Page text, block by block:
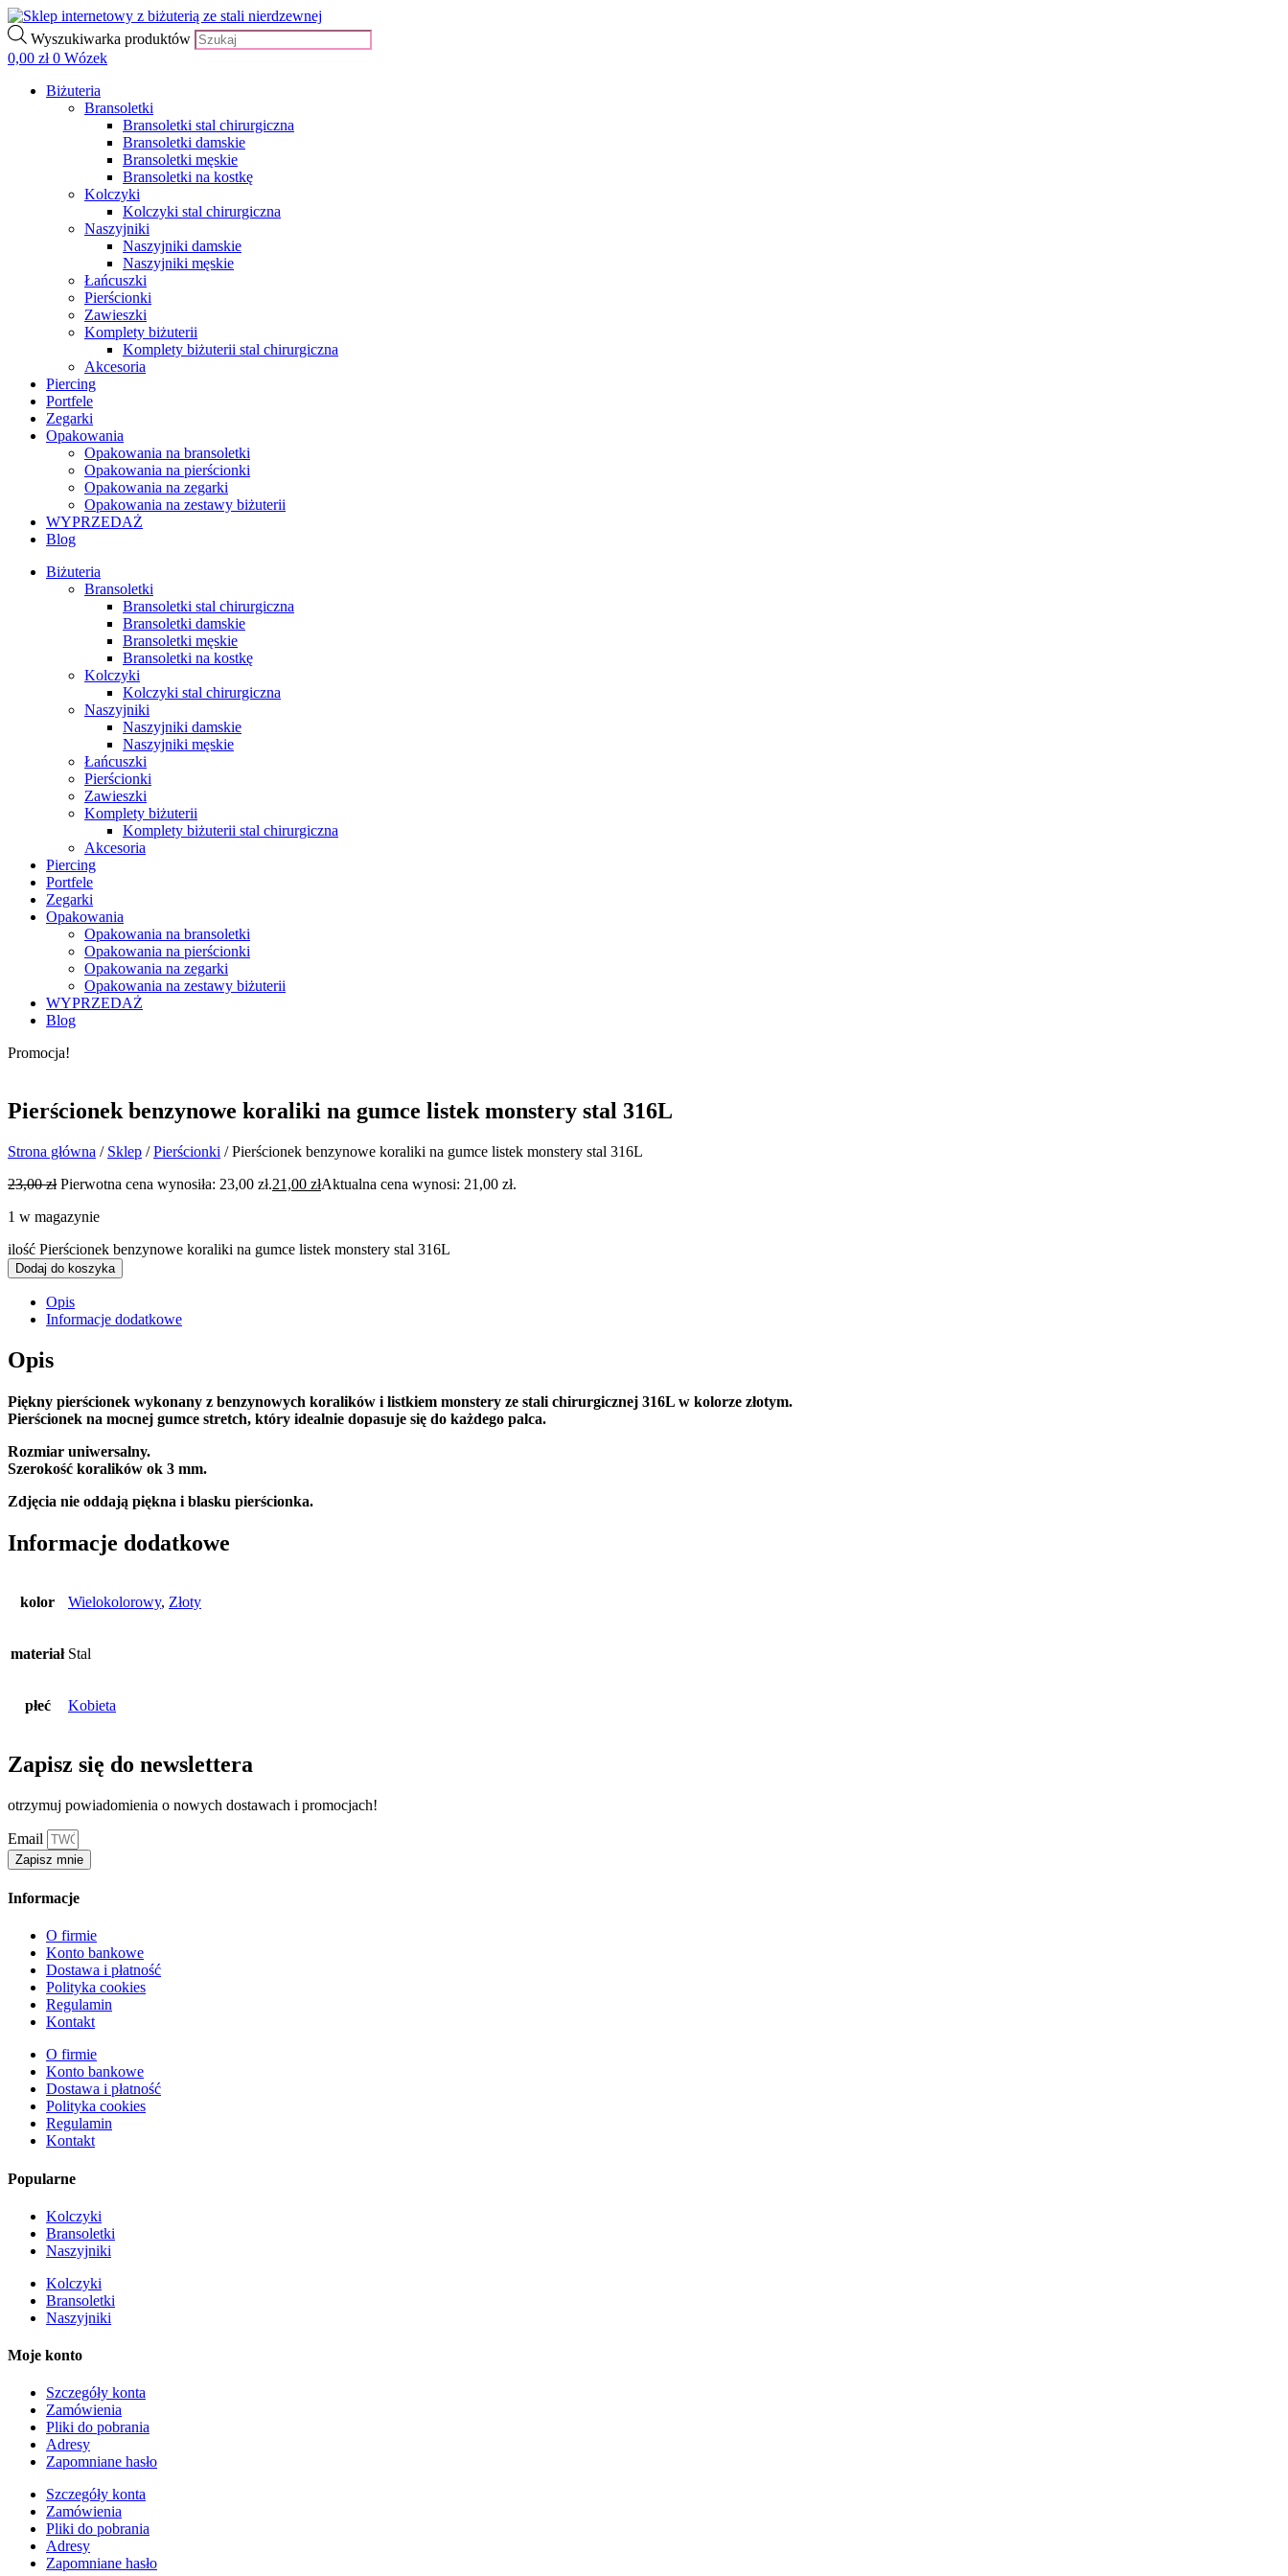
Wyszukiwarka produktów
0,00 zł 0 Wózek
Biżuteria
Bransoletki
Bransoletki stal chirurgiczna
Bransoletki damskie
Bransoletki męskie
Bransoletki na kostkę
Kolczyki
Kolczyki stal chirurgiczna
Naszyjniki
Naszyjniki damskie
Naszyjniki męskie
Łańcuszki
Pierścionki
Zawieszki
Komplety biżuterii
Komplety biżuterii stal chirurgiczna
Akcesoria
Piercing
Portfele
Zegarki
Opakowania
Opakowania na bransoletki
Opakowania na pierścionki
Opakowania na zegarki
Opakowania na zestawy biżuterii
WYPRZEDAŻ
Blog
Biżuteria
Bransoletki
Bransoletki stal chirurgiczna
Bransoletki damskie
Bransoletki męskie
Bransoletki na kostkę
Kolczyki
Kolczyki stal chirurgiczna
Naszyjniki
Naszyjniki damskie
Naszyjniki męskie
Łańcuszki
Pierścionki
Zawieszki
Komplety biżuterii
Komplety biżuterii stal chirurgiczna
Akcesoria
Piercing
Portfele
Zegarki
Opakowania
Opakowania na bransoletki
Opakowania na pierścionki
Opakowania na zegarki
Opakowania na zestawy biżuterii
WYPRZEDAŻ
Blog
Promocja!
Pierścionek benzynowe koraliki na gumce listek monstery stal 316L
Strona główna / Sklep /Pierścionki / Pierścionek benzynowe koraliki na gumce listek monstery stal 316L
23,00zł Pierwotna cena wynosiła: 23,00 zł.21,00 złAktualna cena wynosi: 21,00 zł.
1 w magazynie
ilość Pierścionek benzynowe koraliki na gumce listek monstery stal 316L
Dodaj do koszyka
Opis
Informacje dodatkowe
Opis
Piękny pierścionek wykonany z benzynowych koralików i listkiem monstery ze stali chirurgicznej 316L w kolorze złotym.
Pierścionek na mocnej gumce stretch, który idealnie dopasuje się do każdego palca.
Rozmiar uniwersalny.
Szerokość koralików ok 3 mm.
Zdjęcia nie oddają piękna i blasku pierścionka.
Informacje dodatkowe
kolor Wielokolorowy, Złoty
materiał Stal
płeć Kobieta
Zapisz się do newslettera
otrzymuj powiadomienia o nowych dostawach i promocjach!
Email
Zapisz mnie
Informacje
O firmie
Konto bankowe
Dostawa i płatność
Polityka cookies
Regulamin
Kontakt
O firmie
Konto bankowe
Dostawa i płatność
Polityka cookies
Regulamin
Kontakt
Popularne
Kolczyki
Bransoletki
Naszyjniki
Kolczyki
Bransoletki
Naszyjniki
Moje konto
Szczegóły konta
Zamówienia
Pliki do pobrania
Adresy
Zapomniane hasło
Szczegóły konta
Zamówienia
Pliki do pobrania
Adresy
Zapomniane hasło